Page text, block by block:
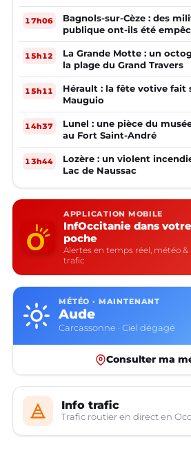
17h06
Bagnols-sur-Cèze : des
publique ont-ils été
la mairie ?
15h12
La Grande Motte : un
la plage du Grand Travers
15h11
Hérault : la fête votive fait
Mauguio
14h37
Lunel : une pièce du
au Fort Saint-André
13h44
Lozère : un violent
Lac de Naussac
APPLICATION MOBILE
InfOccitanie dans votre
poche
Alertes en temps réel, météo &
trafic
MÉTÉO · MAINTENANT
Aude
Carcassonne · Ciel dégagé
Consulter ma
Info trafic
Trafic routier en direct en